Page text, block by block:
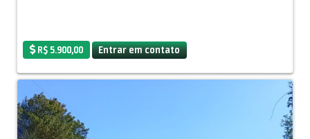
R$ 5.900,00 Entrar em contato